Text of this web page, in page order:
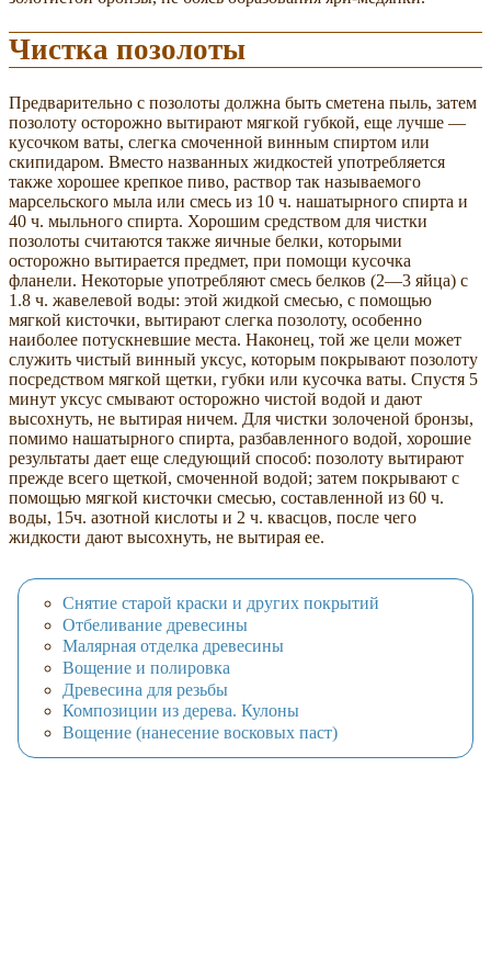
Чистка позолоты
Предварительно с позолоты должна быть сметена пыль, затем
позолоту осторожно вытирают мягкой губкой, еще лучше —
кусочком ваты, слегка смоченной винным спиртом или
скипидаром. Вместо названных жидкостей употребляется
также хорошее крепкое пиво, раствор так называемого
марсельского мыла или смесь из 10 ч. нашатырного спирта и
40 ч. мыльного спирта. Хорошим средством для чистки
позолоты считаются также яичные белки, которыми
осторожно вытирается предмет, при помощи кусочка
фланели. Некоторые употребляют смесь белков (2—3 яйца) с
1.8 ч. жавелевой воды: этой жидкой смесью, с помощью
мягкой кисточки, вытирают слегка позолоту, особенно
наиболее потускневшие места. Наконец, той же цели может
служить чистый винный уксус, которым покрывают позолоту
посредством мягкой щетки, губки или кусочка ваты. Спустя 5
минут уксус смывают осторожно чистой водой и дают
высохнуть, не вытирая ничем. Для чистки золоченой бронзы,
помимо нашатырного спирта, разбавленного водой, хорошие
результаты дает еще следующий способ: позолоту вытирают
прежде всего щеткой, смоченной водой; затем покрывают с
помощью мягкой кисточки смесью, составленной из 60 ч.
воды, 15ч. азотной кислоты и 2 ч. квасцов, после чего
жидкости дают высохнуть, не вытирая ее.
Снятие старой краски и других покрытий
Отбеливание древесины
Малярная отделка древесины
Вощение и полировка
Древесина для резьбы
Композиции из дерева. Кулоны
Вощение (нанесение восковых паст)